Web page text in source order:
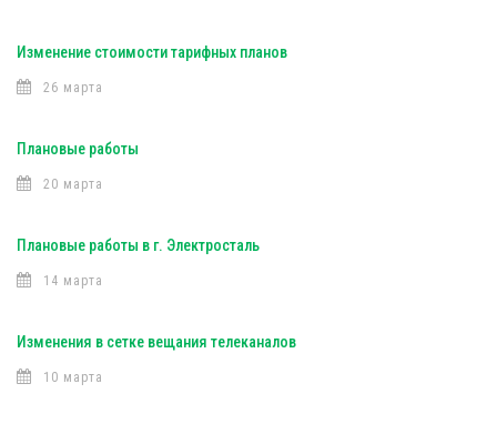
Изменение стоимости тарифных планов
26 марта
Плановые работы
20 марта
Плановые работы в г. Электросталь
14 марта
Изменения в сетке вещания телеканалов
10 марта